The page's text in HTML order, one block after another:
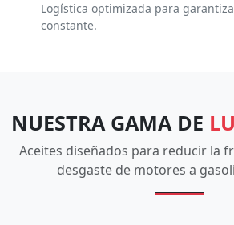
Logística optimizada para
constante.
NUESTRA GAMA DE
Aceites diseñados para reducir la
desgaste de motores a